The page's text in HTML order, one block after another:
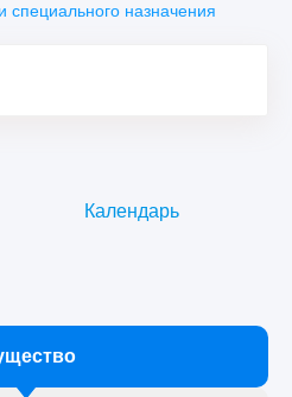
специального назначения
Календарь